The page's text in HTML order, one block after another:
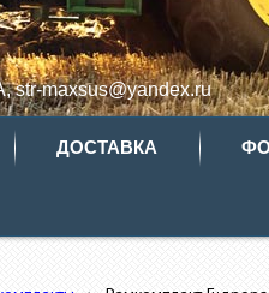
str-maxsus@yandex.ru
ДОСТАВКА